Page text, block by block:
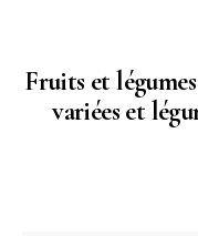
Fruits et
variées et